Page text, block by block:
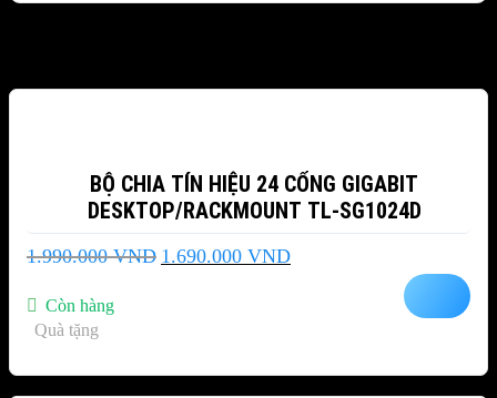
BỘ CHIA TÍN HIỆU 24 CỔNG GIGABIT
DESKTOP/RACKMOUNT TL-SG1024D
1.990.000VND Giá
1.690.000 VNDGiá
Còn hàng
Quà tặng